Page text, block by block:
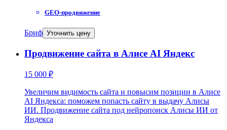
GEO-продвижение
Бриф Уточнить цену
Продвижение сайта в Алисе AI Яндекс
15 000 ₽
Увеличим видимость сайта и повысим позиции в Алисе
AI Яндекса: поможем попасть сайту в выдачу Алисы
ИИ. Продвижение сайта под нейропоиск Алисы ИИ от
Яндекса